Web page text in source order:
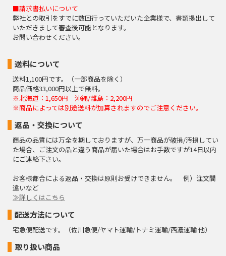
■請求書払いについて
弊社との取引をすでに数回行っていただいた企業様で、書類提出して
いただきまして審査後可能となります。
お問い合わせください。
送料について
送料1,100円です。（一部商品を除く）
商品価格33,000円以上で無料。
※北海道：1,650円 沖縄/離島：2,200円
※商品によっては別途送料が加算されますのでご注意ください。
返品・交換について
商品の品質には万全を期しておりますが、万一商品が破損/汚損してい
た場合、ご注文の品と違う商品が届いた場合はお手数ですが14日以内
にご連絡下さい。
お客様都合による返品・交換は原則お受けできません。 例）注文間
違いなど
≫詳しくはこちら
配送方法について
宅急便配送です。（佐川急便/ヤマト運輸/トナミ運輸/西濃運輸 他）
取り扱い商品